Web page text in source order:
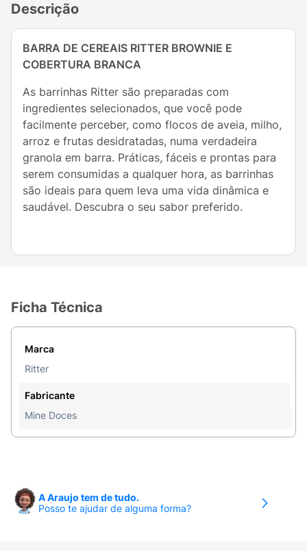
Descrição
BARRA DE CEREAIS RITTER BROWNIE E
COBERTURA BRANCA
As barrinhas Ritter são preparadas com
ingredientes selecionados, que você pode
facilmente perceber, como flocos de aveia, milho,
arroz e frutas desidratadas, numa verdadeira
granola em barra. Práticas, fáceis e prontas para
serem consumidas a qualquer hora, as barrinhas
são ideais para quem leva uma vida dinâmica e
saudável. Descubra o seu sabor preferido.
Ficha Técnica
Marca
Ritter
Fabricante
Mine Doces
A Araujo tem de tudo.
Posso te ajudar de alguma forma?